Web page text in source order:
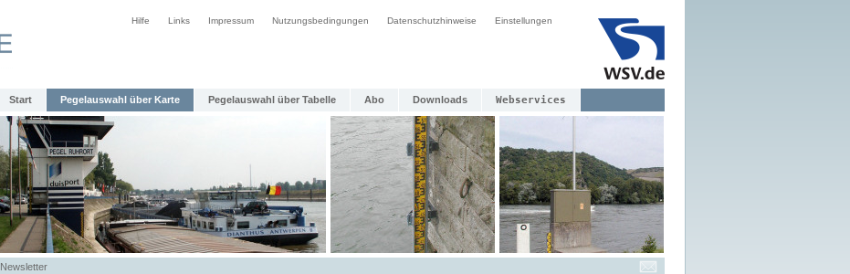
Hilfe Links Impressum Nutzungsbedingungen Datenschutzhinweise Einstellungen
Start Pegelauswahl über Karte Pegelauswahl über Tabelle Abo Downloads Webservices
Newsletter